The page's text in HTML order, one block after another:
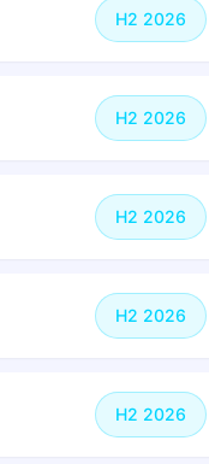
H2 2026
H2 2026
H2 2026
H2 2026
H2 2026